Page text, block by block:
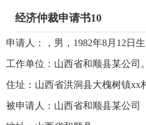
经济仲裁申请书10
申请人：，男，1982年8月12日生
工作单位：山西省和顺县某公司
住址：山西省洪洞县大槐树镇xx
被申请人：山西省和顺县某公司